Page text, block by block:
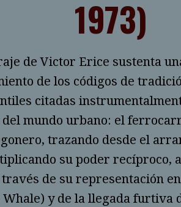
1973)
de Victor Erice sustenta
de los códigos de
citadas
del mundo urbano: el
trazando desde el
su poder recípro­co,
de su representación
Wha­le) y de la llega­da